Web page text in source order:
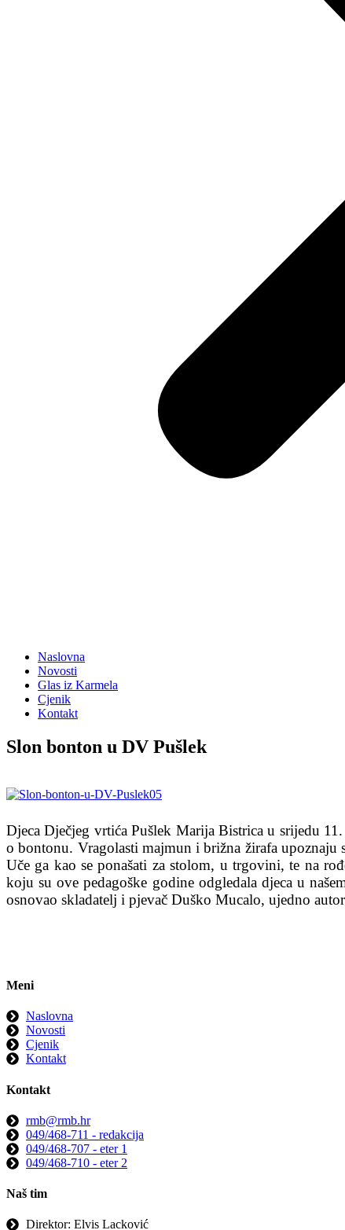
Naslovna
Novosti
Glas iz Karmela
Cjenik
Kontakt
Slon bonton u DV Pušlek
Djeca Dječjeg vrtića Pušlek Marija Bistrica u srijedu
o bontonu. Vragolasti majmun i brižna žirafa
Uče ga kao se ponašati za stolom, u trgovini, te na
koju su ove pedagoške godine odgledala djeca u
osnovao skladatelj i pjevač Duško Mucalo, ujedno
Meni
Naslovna
Novosti
Cjenik
Kontakt
Kontakt
rmb@rmb.hr
049/468-711 - redakcija
049/468-707 - eter 1
049/468-710 - eter 2
Naš tim
Direktor: Elvis Lacković